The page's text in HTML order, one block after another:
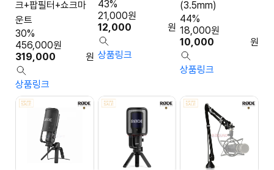
크+팝필터+쇼크마
운트
319,000 원
456,000원
30%
상품링크
12,000 원
21,000원
43%
상품링크
(3.5mm)
10,000 원
18,000원
44%
상품링크